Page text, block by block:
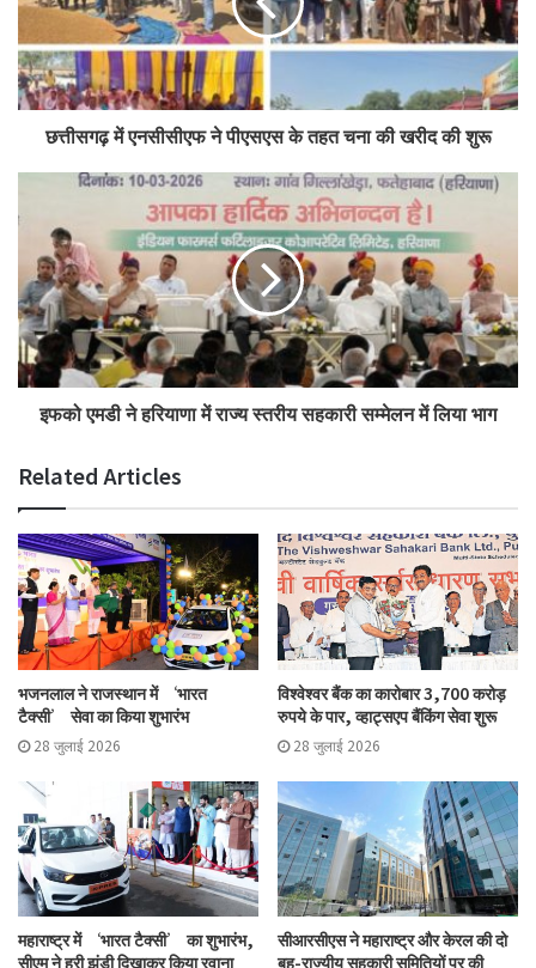
कृषि ऋण व्यवस्था में सहकारी बैंक और प्राथमिक कृषि ऋण समितियां भी महत्वपूर्ण
भूमिका निभाती हैं। ये संस्थाएं ग्रामीण स्तर पर किसानों तक कृषि ऋण पहुंचाने में अहम
नाबार्ड के नीतिगत समर्थन और पुनर्वित्त व्यवस्था के साथ राज्य सहकारी बैंक, जिला
केंद्रीय सहकारी बैंक और पैक्स से मिलकर बना सहकारी ऋण ढांचा देशभर में विशेष
रूप से छोटे और सीमांत किसानों को सुलभ और किफायती कृषि ऋण उपलब्ध कराने में
महत्वपूर्ण योगदान दे रहा है।
Tags cooperative farm credit loan
छत्तीसगढ़ में एनसीसीएफ ने पीएसएस के तहत चना की खरीद की शुरू
इफको एमडी ने हरियाणा में राज्य स्तरीय सहकारी सम्मेलन में लिया भाग
Related Articles
भजनलाल ने राजस्थान में ‘भारत
टैक्सी’ सेवा का किया शुभारंभ
28 जुलाई 2026
विश्वेश्वर बैंक का कारोबार 3,700 करोड़
रुपये के पार, व्हाट्सएप बैंकिंग सेवा शुरू
28 जुलाई 2026
महाराष्ट्र में ‘भारत टैक्सी’ का शुभारंभ,
सीएम ने हरी झंडी दिखाकर किया रवाना
सीआरसीएस ने महाराष्ट्र और केरल की दो
बहु-राज्यीय सहकारी समितियों पर की